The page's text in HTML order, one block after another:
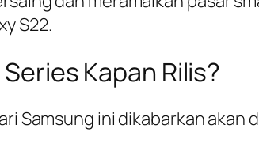
S22.
Kapan Rilis?
Samsung ini dikabarkan akan